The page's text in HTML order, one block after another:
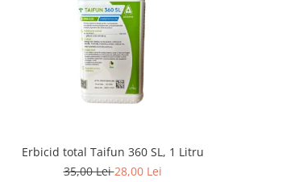
Erbicid total Taifun 360 SL, 1 Litru
35,00 Lei28,00 Lei